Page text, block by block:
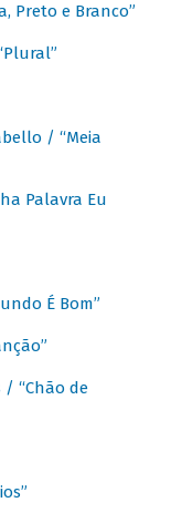
Preto e Branco”
/ “Meia
Palavra Eu
É Bom”
/ “Chão de